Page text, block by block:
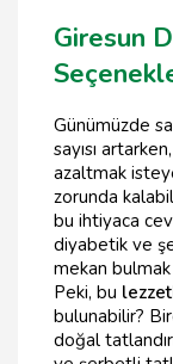
Giresun
Günümüzde
sayısı
azaltmak
zorunda
bu ihtiyaca
diyabetik ve
mekan
Peki, bu
bulunabilir?
doğal